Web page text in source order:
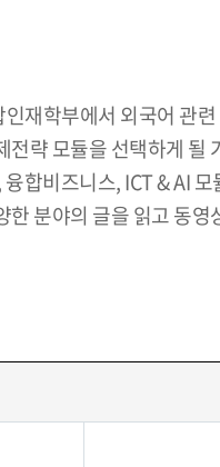
재학부에서 외국어 관
략 모듈을 선택하게 될
합비즈니스, ICT & AI
분야의 글을 읽고 동